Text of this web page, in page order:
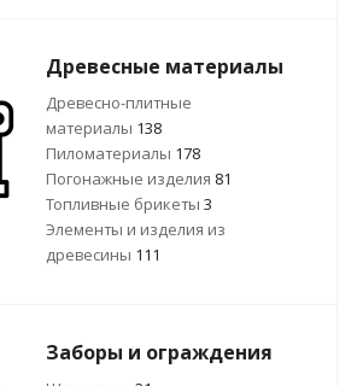
Древесные материалы
Древесно-плитные
материалы 138
Пиломатериалы 178
Погонажные изделия 81
Топливные брикеты 3
Элементы и изделия из
древесины 111
Заборы и ограждения